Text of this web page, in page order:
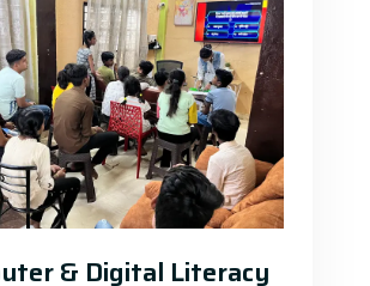
& Digital Literacy